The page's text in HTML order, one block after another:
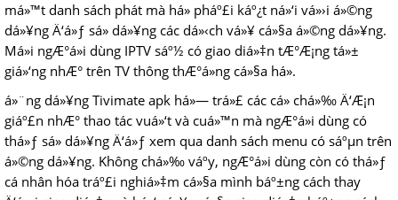
má»™t danh sách phát mà há» pháº£i káº¿t ná»‘i vá»›i á»©ng
dá»¥ng Ä‘á»ƒ sá»­ dá»¥ng các dá»‹ch vá»¥ cá»§a á»©ng dá»¥ng.
Má»i ngÆ°á»i dùng IPTV sáº½ có giao diá»‡n tÆ°Æ¡ng tá»±
giá»‘ng nhÆ° trên TV thông thÆ°á»ng cá»§a há».
á»¨ng dá»¥ng Tivimate apk há»— trá»£ các cá»­ chá»‰ Ä‘Æ¡n
giáº£n nhÆ° thao tác vuá»‘t và cuá»™n mà ngÆ°á»i dùng có
thá»ƒ sá»­ dá»¥ng Ä‘á»ƒ xem qua danh sách menu có sáºµn trên
á»©ng dá»¥ng. Không chá»‰ váº­y, ngÆ°á»i dùng còn có thá»ƒ
cá nhân hóa tráº£i nghiá»‡m cá»§a mình báº±ng cách thay